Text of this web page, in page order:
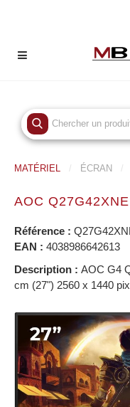
MATÉRIEL ÉCRAN
AOC Q27G42XNE
Référence :
EAN : 4038986642613
Description : AOC G4
cm (27") 2560 x 1440